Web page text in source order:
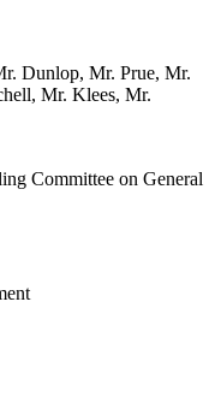
Dunlop, Mr. Prue, Mr.
Mr. Klees, Mr.
Committee on General